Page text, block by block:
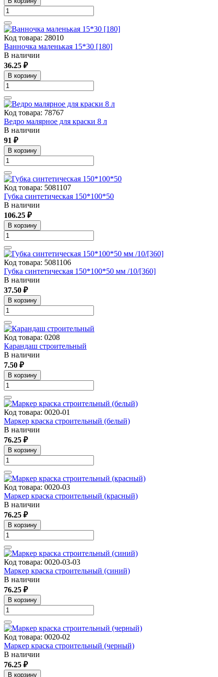
Код товара: 28010
Ванночка маленькая 15*30 [180]
В наличии
36.25 ₽
В корзину
Код товара: 78767
Ведро малярное для краски 8 л
В наличии
91 ₽
В корзину
Код товара: 5081107
Губка синтетическая 150*100*50
В наличии
106.25 ₽
В корзину
Код товара: 5081106
Губка синтетическая 150*100*50 мм /10/[360]
В наличии
37.50 ₽
В корзину
Код товара: 0208
Карандаш строительный
В наличии
7.50 ₽
В корзину
Код товара: 0020-01
Маркер краска строительный (белый)
В наличии
76.25 ₽
В корзину
Код товара: 0020-03
Маркер краска строительный (красный)
В наличии
76.25 ₽
В корзину
Код товара: 0020-03-03
Маркер краска строительный (синий)
В наличии
76.25 ₽
В корзину
Код товара: 0020-02
Маркер краска строительный (черный)
В наличии
76.25 ₽
В корзину